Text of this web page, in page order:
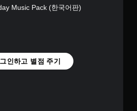
Music Pack (한국어판)
인하고 별점 주기